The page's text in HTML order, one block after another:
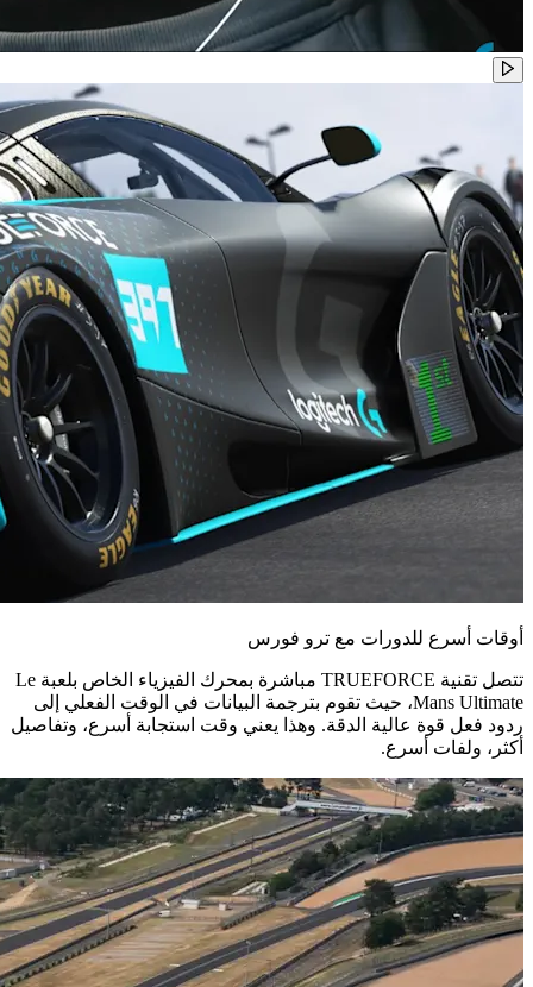
أوقات أسرع للدورات مع ترو فورس
تتصل تقنية TRUEFORCE مباشرة بمحرك الفيزياء الخاص بلعبة Le
Mans Ultimate، حيث تقوم بترجمة البيانات في الوقت الفعلي إلى
ردود فعل قوة عالية الدقة. وهذا يعني وقت استجابة أسرع، وتفاصيل
أكثر، ولفات أسرع.